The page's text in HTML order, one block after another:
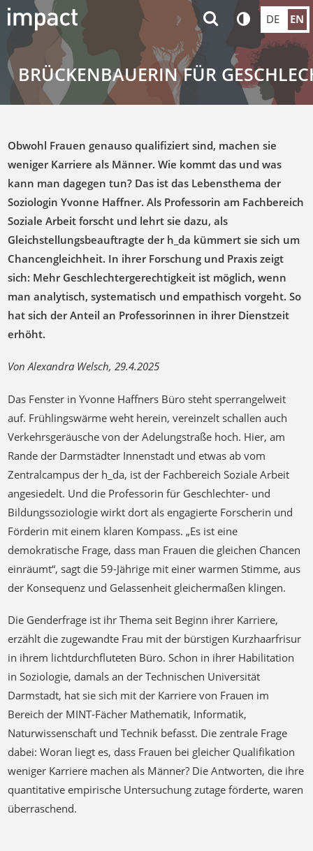
DE EN
BRÜCKENBAUERIN FÜR
Obwohl Frauen genauso qualifiziert sind, machen sie
weniger Karriere als Männer. Wie kommt das und was
kann man dagegen tun? Das ist das Lebensthema der
Soziologin Yvonne Haffner. Als Professorin am Fachbereich
Soziale Arbeit forscht und lehrt sie dazu, als
Gleichstellungsbeauftragte der h_da kümmert sie sich um
Chancengleichheit. In ihrer Forschung und Praxis zeigt
sich: Mehr Geschlechtergerechtigkeit ist möglich, wenn
man analytisch, systematisch und empathisch vorgeht. So
hat sich der Anteil an Professorinnen in ihrer Dienstzeit
erhöht.
Von Alexandra Welsch, 29.4.2025
Das Fenster in Yvonne Haffners Büro steht sperrangelweit
auf. Frühlingswärme weht herein, vereinzelt schallen auch
Verkehrsgeräusche von der Adelungstraße hoch. Hier, am
Rande der Darmstädter Innenstadt und etwas ab vom
Zentralcampus der h_da, ist der Fachbereich Soziale Arbeit
angesiedelt. Und die Professorin für Geschlechter- und
Bildungssoziologie wirkt dort als engagierte Forscherin und
Förderin mit einem klaren Kompass. „Es ist eine
demokratische Frage, dass man Frauen die gleichen Chancen
einräumt“, sagt die 59-Jährige mit einer warmen Stimme, aus
der Konsequenz und Gelassenheit gleichermaßen klingen.
Die Genderfrage ist ihr Thema seit Beginn ihrer Karriere,
erzählt die zugewandte Frau mit der bürstigen Kurzhaarfrisur
in ihrem lichtdurchfluteten Büro. Schon in ihrer Habilitation
in Soziologie, damals an der Technischen Universität
Darmstadt, hat sie sich mit der Karriere von Frauen im
Bereich der MINT-Fächer Mathematik, Informatik,
Naturwissenschaft und Technik befasst. Die zentrale Frage
dabei: Woran liegt es, dass Frauen bei gleicher Qualifikation
weniger Karriere machen als Männer? Die Antworten, die ihre
quantitative empirische Untersuchung zutage förderte, waren
überraschend.